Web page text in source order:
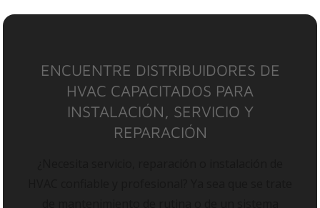
ENCUENTRE DISTRIBUIDORES DE
HVAC CAPACITADOS PARA
INSTALACIÓN, SERVICIO Y
REPARACIÓN